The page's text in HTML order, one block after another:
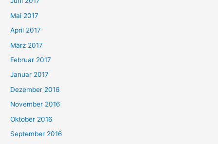
Mai 2017
April 2017
März 2017
Februar 2017
Januar 2017
Dezember 2016
November 2016
Oktober 2016
September 2016